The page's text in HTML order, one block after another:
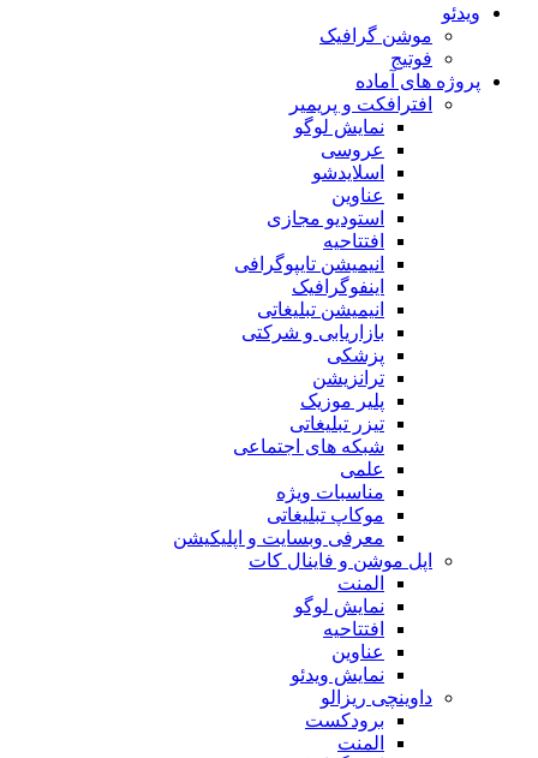
ویدئو
موشن گرافیک
فوتیج
پروژه های آماده
افترافکت و پریمیر
نمایش لوگو
عروسی
اسلایدشو
عناوین
استودیو مجازی
افتتاحیه
انیمیشن تایپوگرافی
اینفوگرافیک
انیمیشن تبلیغاتی
بازاریابی و شرکتی
پزشکی
ترانزیشن
پلیر موزیک
تیزر تبلیغاتی
شبکه های اجتماعی
علمی
مناسبات ویژه
موکاپ تبلیغاتی
معرفی وبسایت و اپلیکیشن
اپل موشن و فاینال کات
المنت
نمایش لوگو
افتتاحیه
عناوین
نمایش ویدئو
داوینچی ریزالو
برودکست
المنت